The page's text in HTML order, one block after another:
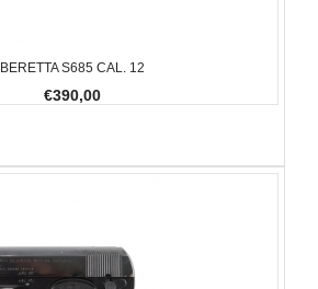
BERETTA S685 CAL. 12
€390,00